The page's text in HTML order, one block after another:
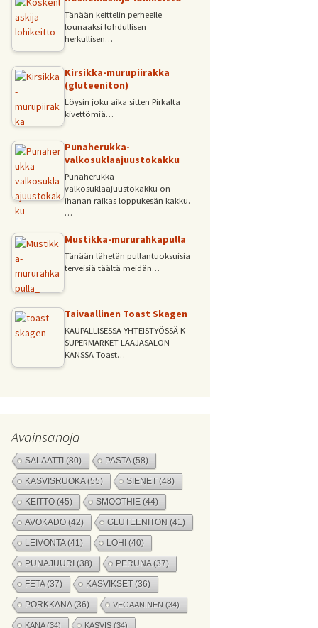
Tänään keittelin perheelle
lounaaksi lohdullisen
herkullisen…
Kirsikka-murupiirakka
(gluteeniton)
Löysin joku aika sitten Pirkalta
kivettömiä…
Punaherukka-
valkosuklaajuustokakku
Punaherukka-
valkosuklaajuustokakku on
ihanan raikas loppukesän kakku.
…
Mustikka-mururahkapulla
Tänään lähetän pullantuoksuisia
terveisiä täältä meidän…
Taivaallinen Toast Skagen
KAUPALLISESSA YHTEISTYÖSSÄ K-
SUPERMARKET LAAJASALON
KANSSA Toast…
Avainsanoja
SALAATTI (80) PASTA(58)
KASVISRUOKA(55) SIENET (48)
KEITTO (45) SMOOTHIE (44)
AVOKADO (42) GLUTEENITON (41)
LEIVONTA(41) LOHI (40)
PUNAJUURI (38) PERUNA(37)
FETA(37) KASVIKSET (36)
PORKKANA(36) VEGAANINEN (34)
KANA(34) KASVIS (34)